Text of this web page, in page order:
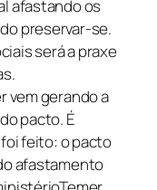
afastando os
preservar-se.
será a praxe
vem gerando a
pacto. É
feito: o pacto
afastamento